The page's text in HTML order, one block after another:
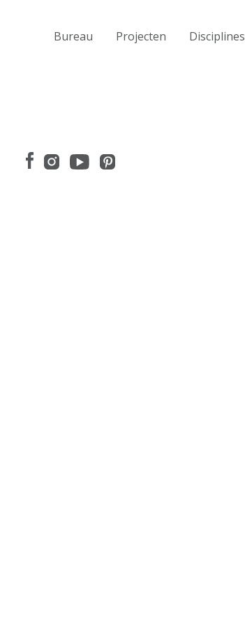
Bureau Projecten Disciplines